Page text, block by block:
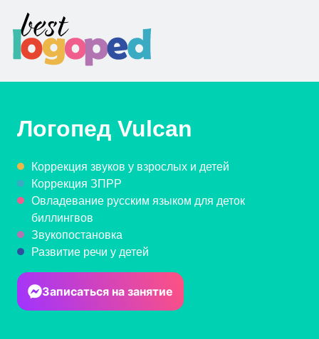
Логопед Vulcan
Коррекция звуков у взрослых и детей
Коррекция ЗПРР
Овладевание русским языком для деток
биллингвов
Звукопостановка
Развитие речи у детей
Записаться на занятие